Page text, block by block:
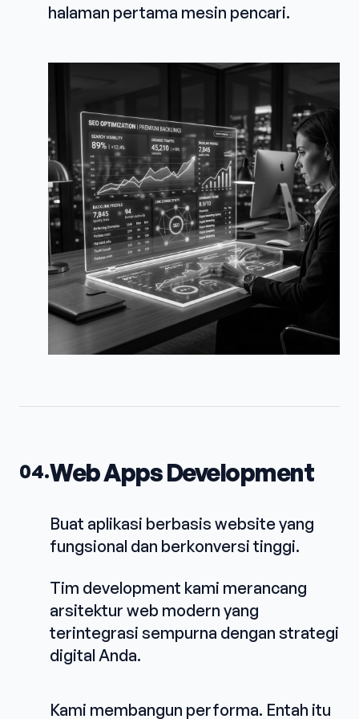
halaman pertama mesin pencari.
04.Web Apps Development
Buat aplikasi berbasis website yang
fungsional dan berkonversi tinggi.
Tim development kami merancang
arsitektur web modern yang
terintegrasi sempurna dengan strategi
digital Anda.
Kami membangun performa. Entah itu